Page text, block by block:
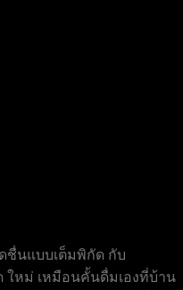
ชื่นแบบเต็มพิกัด กับ
ใหม่ เหมือนคั้นดื่มเองที่บ้าน